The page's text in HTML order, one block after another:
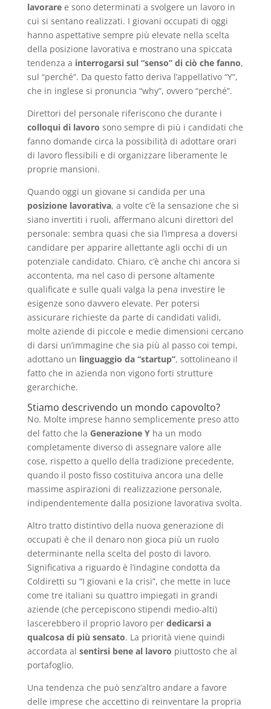
lavorare e sono determinati a svolgere un lavoro in
cui si sentano realizzati. I giovani occupati di oggi
hanno aspettative sempre più elevate nella scelta
della posizione lavorativa e mostrano una spiccata
tendenza a interrogarsi sul “senso” di ciò che fanno,
sul “perché”. Da questo fatto deriva l’appellativo “Y”,
che in inglese si pronuncia “why”, ovvero “perché”.
Direttori del personale riferiscono che durante i
colloqui di lavoro sono sempre di più i candidati che
fanno domande circa la possibilità di adottare orari
di lavoro flessibili e di organizzare liberamente le
proprie mansioni.
Quando oggi un giovane si candida per una
posizione lavorativa, a volte c’è la sensazione che si
siano invertiti i ruoli, affermano alcuni direttori del
personale: sembra quasi che sia l’impresa a doversi
candidare per apparire allettante agli occhi di un
potenziale candidato. Chiaro, c’è anche chi ancora si
accontenta, ma nel caso di persone altamente
qualificate e sulle quali valga la pena investire le
esigenze sono davvero elevate. Per potersi
assicurare richieste da parte di candidati validi,
molte aziende di piccole e medie dimensioni cercano
di darsi un’immagine che sia più al passo coi tempi,
adottano un linguaggio da “startup”, sottolineano il
fatto che in azienda non vigono forti strutture
gerarchiche.
Stiamo descrivendo un mondo capovolto?
No. Molte imprese hanno semplicemente preso atto
del fatto che la Generazione Yha un modo
completamente diverso di assegnare valore alle
cose, rispetto a quello della tradizione precedente,
quando il posto fisso costituiva ancora una delle
massime aspirazioni di realizzazione personale,
indipendentemente dalla posizione lavorativa svolta.
Altro tratto distintivo della nuova generazione di
occupati è che il denaro non gioca più un ruolo
determinante nella scelta del posto di lavoro.
Significativa a riguardo è l’indagine condotta da
Coldiretti su “I giovani e la crisi”, che mette in luce
come tre italiani su quattro impiegati in grandi
aziende (che percepiscono stipendi medio-alti)
lascerebbero il proprio lavoro per dedicarsi a
qualcosa di più sensato. La priorità viene quindi
accordata al sentirsi bene al lavoro piuttosto che al
portafoglio.
Una tendenza che può senz’altro andare a favore
delle imprese che accettino di reinventare la propria